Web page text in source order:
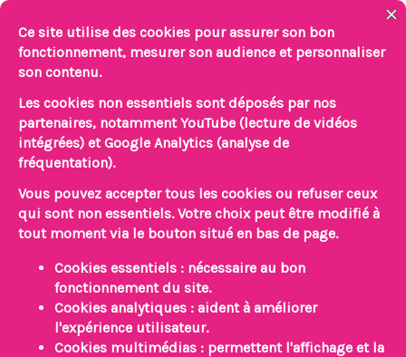
Aller
contenu
Ensemble,
accompagnons
votre enfant